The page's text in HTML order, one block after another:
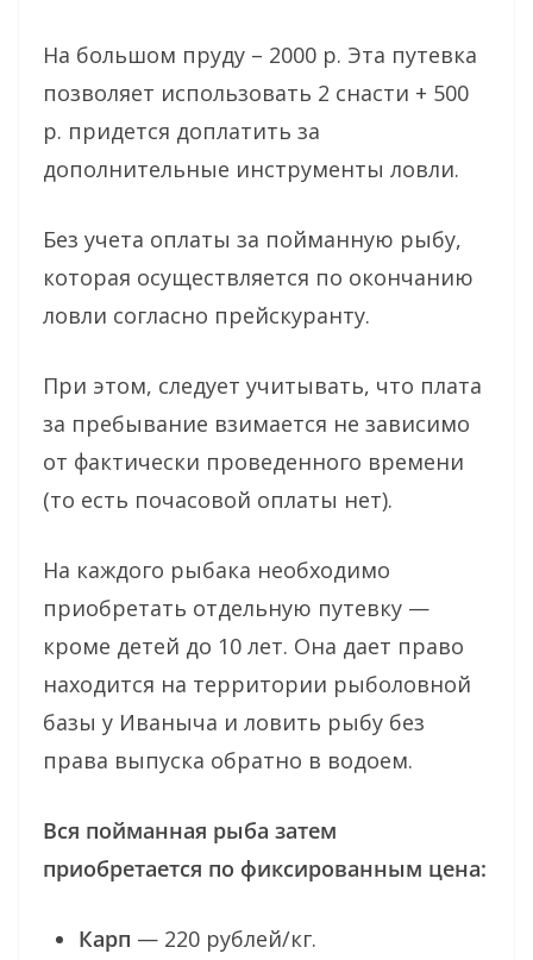
На большом пруду – 2000 р. Эта путевка
позволяет использовать 2 снасти + 500
р. придется доплатить за
дополнительные инструменты ловли.
Без учета оплаты за пойманную рыбу,
которая осуществляется по окончанию
ловли согласно прейскуранту.
При этом, следует учитывать, что плата
за пребывание взимается не зависимо
от фактически проведенного времени
(то есть почасовой оплаты нет).
На каждого рыбака необходимо
приобретать отдельную путевку —
кроме детей до 10 лет. Она дает право
находится на территории рыболовной
базы у Иваныча и ловить рыбу без
права выпуска обратно в водоем.
Вся пойманная рыба затем
приобретается по фиксированным цена:
Карп — 220 рублей/кг.